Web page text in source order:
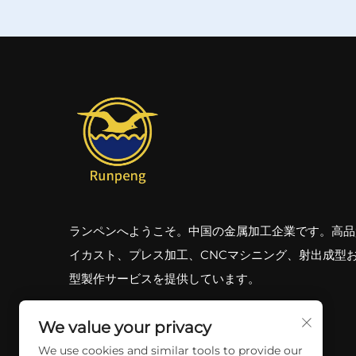
ランペンへようこそ。中国の金属加工企業です。高
イカスト、プレス加工、CNCマシニング、射出成型
型製作サービスを提供しています。
We value your privacy
We use cookies and similar tools to provide our